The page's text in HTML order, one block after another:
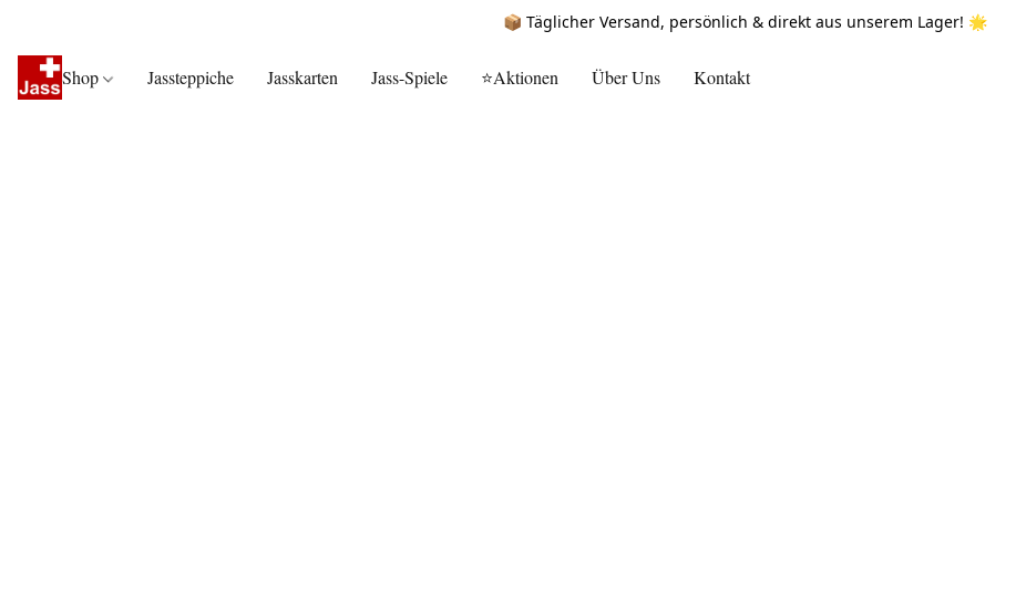
📦 Täglicher Versand, persönlich & direkt aus unserem Lager! 🌟
Shop Jassteppiche Jasskarten Jass-Spiele ⭐Aktionen Über Uns Kontakt